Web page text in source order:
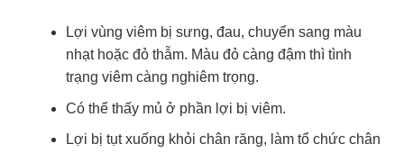
Lợi vùng viêm bị sưng, đau, chuyển sang màu
nhạt hoặc đỏ thẫm. Màu đỏ càng đậm thì tình
trạng viêm càng nghiêm trọng.
Có thể thấy mủ ở phần lợi bị viêm.
Lợi bị tụt xuống khỏi chân răng, làm tổ chức chân